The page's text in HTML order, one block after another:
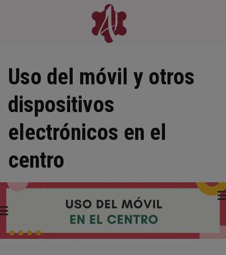
Uso del móvil y otros
dispositivos
electrónicos en el
centro